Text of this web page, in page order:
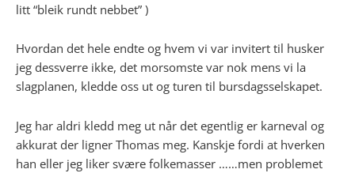
litt “bleik rundt nebbet” )
Hvordan det hele endte og hvem vi var invitert til husker
jeg dessverre ikke, det morsomste var nok mens vi la
slagplanen, kledde oss ut og turen til bursdagsselskapet.
Jeg har aldri kledd meg ut når det egentlig er karneval og
akkurat der ligner Thomas meg. Kanskje fordi at hverken
han eller jeg liker svære folkemasser ……men problemet